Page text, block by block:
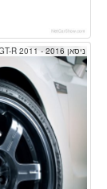
ניסאן GT-R 2011 - 2016 קופה - גלגל